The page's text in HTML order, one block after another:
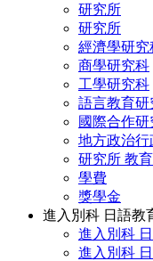
研究所
研究所
經濟學研究
商學研究科
工學研究科
語言教育研
國際合作研
地方政治行
研究所 教
學費
獎學金
進入別科 日語教
進入別科
進入別科